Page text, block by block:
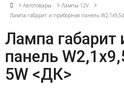
Автотовары
Лампы 12V
Лампа габарит и приборная панель
Лампа габарит
панель
5W <ДК>